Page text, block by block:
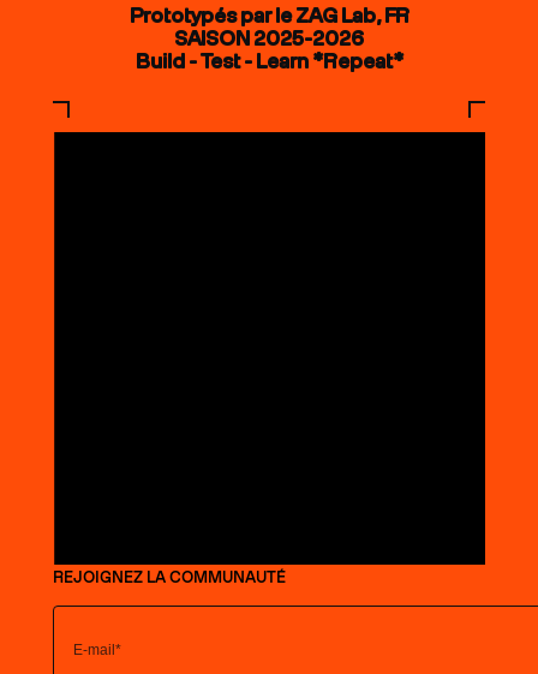
Prototypés par le ZAG Lab, FR
SAISON 2025-2026
Build - Test - Learn *Repeat*
REJOIGNEZ LA COMMUNAUTÉ